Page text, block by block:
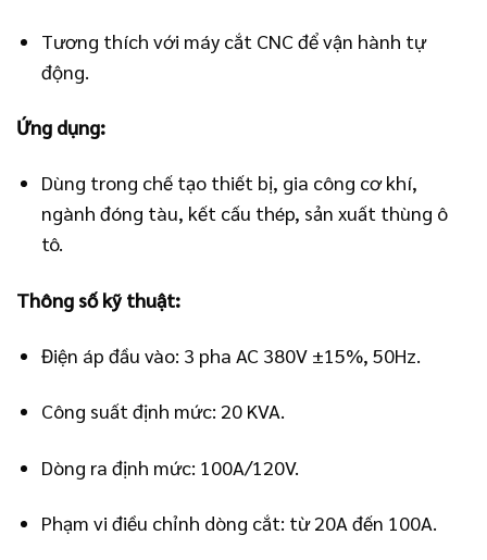
Tương thích với máy cắt CNC để vận hành tự
động.
Ứng dụng:
Dùng trong chế tạo thiết bị, gia công cơ khí,
ngành đóng tàu, kết cấu thép, sản xuất thùng ô
tô.
Thông số kỹ thuật:
Điện áp đầu vào: 3 pha AC 380V ±15%, 50Hz.
Công suất định mức: 20 KVA.
Dòng ra định mức: 100A/120V.
Phạm vi điều chỉnh dòng cắt: từ 20A đến 100A.